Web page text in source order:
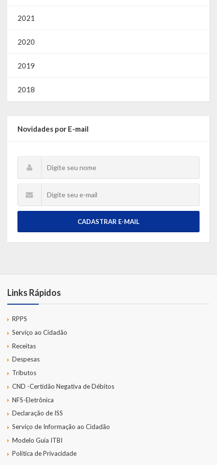
2021
2020
2019
2018
Novidades por E-mail
CADASTRAR E-MAIL
Links Rápidos
RPPS
Serviço ao Cidadão
Receitas
Despesas
Tributos
CND -Certidão Negativa de Débitos
NFS-Eletrônica
Declaração de ISS
Serviço de Informação ao Cidadão
Modelo Guia ITBI
Política de Privacidade